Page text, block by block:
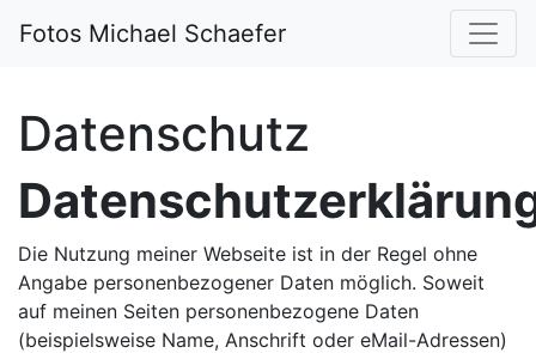
Fotos Michael Schaefer
Datenschutz
Die Nutzung meiner Webseite ist in der Regel ohne
Angabe personenbezogener Daten möglich. Soweit
auf meinen Seiten personenbezogene Daten
(beispielsweise Name, Anschrift oder eMail-Adressen)